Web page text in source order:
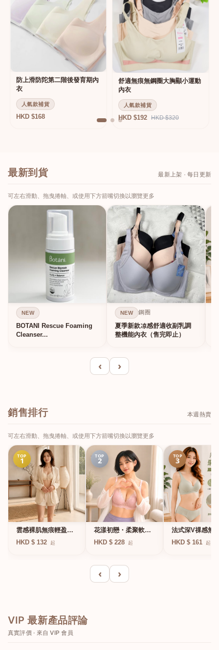
防上滑防陀第二階後發育期內
衣
人氣款補貨
HKD $168
舒適無痕無鋼圈大胸顯小運動
內衣
人氣款補貨
HKD $192 HKD $320
最新到貨 最新上架 · 每日更新
可左右滑動、拖曳捲軸、或使用下方箭嘴切換以瀏覽更多
NEW
BOTANI Rescue Foaming
Cleanser...
NEW 鋼圈
夏季新款凉感舒適收副乳調
整機能內衣（售完即止）
‹ ›
銷售排行 本週熱賣
可左右滑動、拖曳捲軸、或使用下方箭嘴切換以瀏覽更多
TOP
1
雲感裸肌無痕輕盈無
鋼圈內衣
HKD $ 132 起
TOP
2
花漾初戀・柔聚軟鋼
圈蕾絲內衣
HKD $ 228 起
TOP
3
法式深V祼感無
凍軟支撐條無鋼
HKD $ 161 起
‹ ›
VIP 最新產品評論
真實評價 · 來自 VIP 會員